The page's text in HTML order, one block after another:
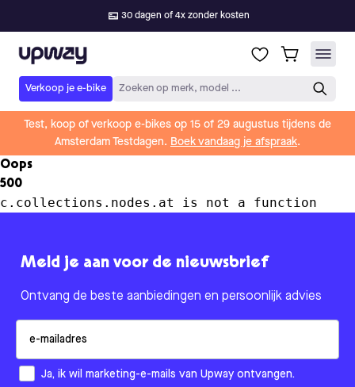
30 dagen of 4x zonder kosten
Upway
Verkoop je e-bike Zoeken op merk, model ...
Test, koop of verkoop e-bikes op 15 of 29 augustus tijdens de
Amsterdam Testdagen. Boek vandaag je afspraak.
Oops
500
c.collections.nodes.at is not a function
Meld je aan voor de nieuwsbrief
Ontvang de beste aanbiedingen en persoonlijk advies
How would you like to hear from us?
Ja, ik wil marketing-e-mails van Upway ontvangen.